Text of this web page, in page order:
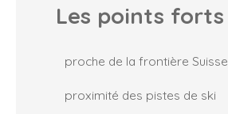
Les points forts
proche de la frontière Suisse
proximité des pistes de ski